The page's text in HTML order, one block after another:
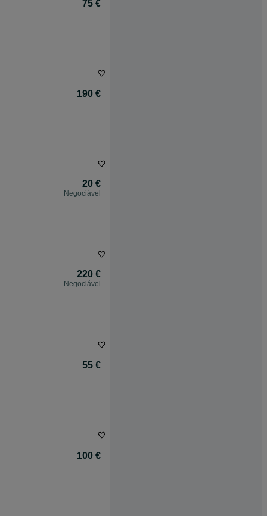
75 €
190 €
20 €
Negociável
220 €
Negociável
55 €
100 €